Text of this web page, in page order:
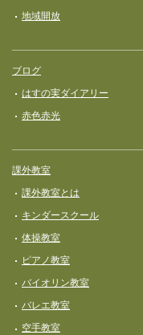
地域開放
ブログ
はすの実ダイアリー
赤色赤光
課外教室
課外教室とは
キンダースクール
体操教室
ピアノ教室
バイオリン教室
バレエ教室
空手教室